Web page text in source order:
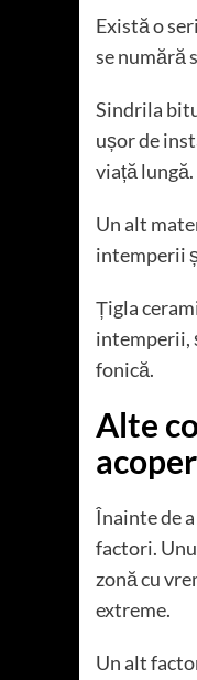
Există o
se numără
Sindrila
ușor de
viață lungă.
Un alt
intemperii
Țigla
intemperii,
fonică.
Alte
Înainte de
factori.
zonă cu
extreme.
Un alt